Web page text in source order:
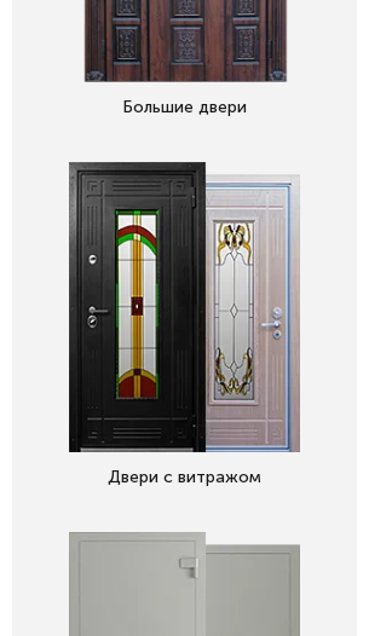
Большие двери
Двери с витражом